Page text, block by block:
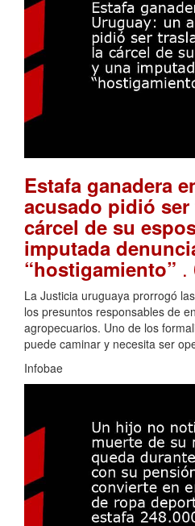
Estafa ganadera
acusado pidió
cárcel de su
imputada
“hostigamiento” .
La Justicia uruguaya prorrogó
los presuntos responsables de
agropecuarios. Uno de los
puede caminar y necesita ser
Infobae